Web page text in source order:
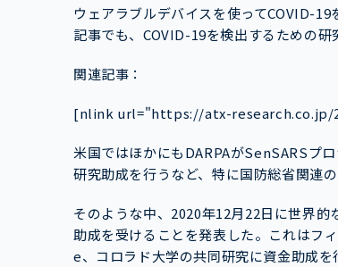
ウェアラブルデバイスを使ってCOVID-
記事でも、COVID-19を検出するための
関連記事：
[nlink url="https://atx-
米国ではほかにもDARPAがSenSARSプ
研究助成を行うなど、特に国防総省関連
そのような中、2020年12月22日に世界
助成を受けることを発表した。これは
e、コロラド大学の共同研究に資金助成